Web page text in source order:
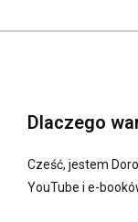
Dlaczego
Cześć, jestem
YouTube i e-